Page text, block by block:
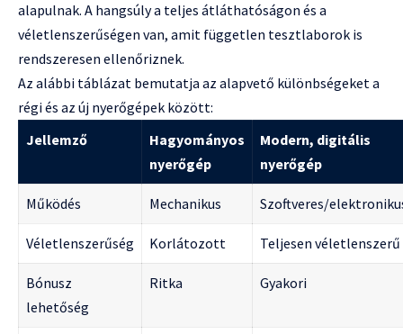
alapulnak. A hangsúly a teljes átláthatóságon és a
véletlenszerűségen van, amit független tesztlaborok is
rendszeresen ellenőriznek.
Az alábbi táblázat bemutatja az alapvető különbségeket a
régi és az új nyerőgépek között:
Jellemző
Hagyományos
nyerőgép
Modern, digitális
nyerőgép
Működés Mechanikus Szoftveres/
Véletlenszerűség Korlátozott Teljesen véletlenszerű
Bónusz
lehetőség
Ritka Gyakori